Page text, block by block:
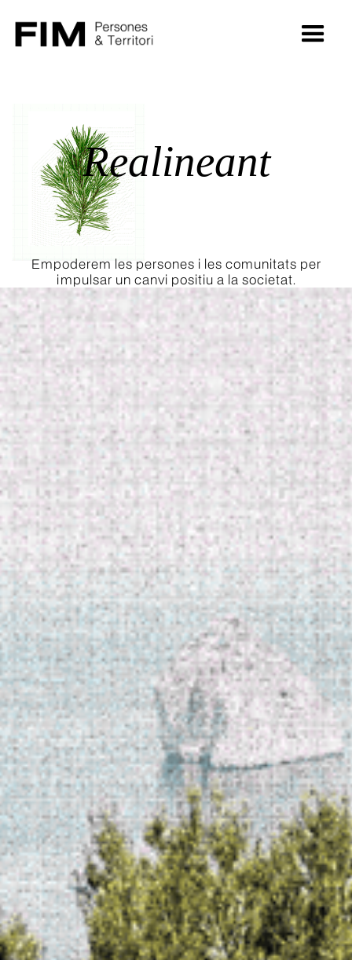
Realineant
diver
Empoderem les persones i les comunitats per
impulsar un canvi positiu a la societat.